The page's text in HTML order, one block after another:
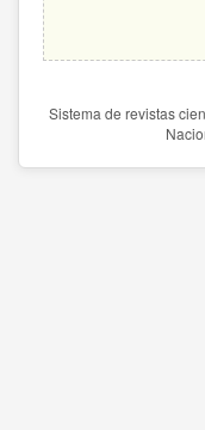
Sistema de revistas